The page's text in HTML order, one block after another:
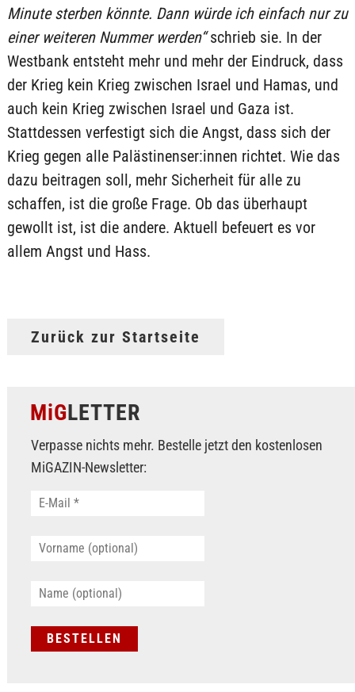
Minute sterben könnte. Dann würde ich einfach nur zu
einer weiteren Nummer werden“schrieb sie. In der
Westbank entsteht mehr und mehr der Eindruck, dass
der Krieg kein Krieg zwischen Israel und Hamas, und
auch kein Krieg zwischen Israel und Gaza ist.
Stattdessen verfestigt sich die Angst, dass sich der
Krieg gegen alle Palästinenser:innen richtet. Wie das
dazu beitragen soll, mehr Sicherheit für alle zu
schaffen, ist die große Frage. Ob das überhaupt
gewollt ist, ist die andere. Aktuell befeuert es vor
allem Angst und Hass.
Zurück zur Startseite
MiGLETTER
Verpasse nichts mehr. Bestelle jetzt den kostenlosen
MiGAZIN-Newsletter: